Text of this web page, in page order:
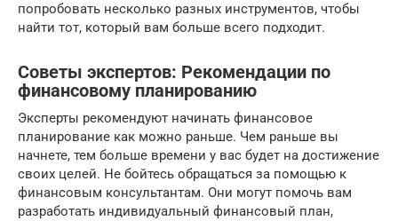
попробовать несколько разных инструментов, чтобы
найти тот, который вам больше всего подходит.
Советы экспертов: Рекомендации по
финансовому планированию
Эксперты рекомендуют начинать финансовое
планирование как можно раньше. Чем раньше вы
начнете, тем больше времени у вас будет на достижение
своих целей. Не бойтесь обращаться за помощью к
финансовым консультантам. Они могут помочь вам
разработать индивидуальный финансовый план,